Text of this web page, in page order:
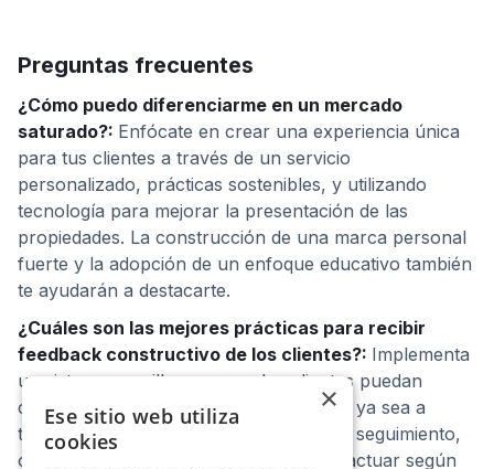
Preguntas frecuentes
¿Cómo puedo diferenciarme en un mercado
saturado?: Enfócate en crear una experiencia única
para tus clientes a través de un servicio
personalizado, prácticas sostenibles, y utilizando
tecnología para mejorar la presentación de las
propiedades. La construcción de una marca personal
fuerte y la adopción de un enfoque educativo también
te ayudarán a destacarte.
¿Cuáles son las mejores prácticas para recibir
feedback constructivo de los clientes?: Implementa
un sistema sencillo para que los clientes puedan
compartir sus experiencias y opiniones, ya sea a
través de encuestas online, llamadas de seguimiento,
o reuniones en persona. Asegúrate de actuar según
×
Ese sitio web utiliza
cookies